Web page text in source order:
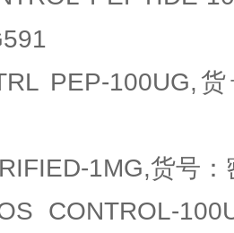
PEP-100UG,
1MG,货号
CONTROL-